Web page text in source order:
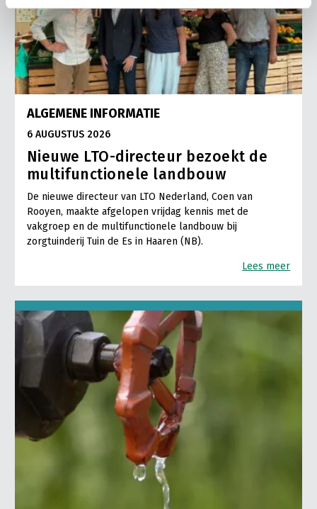
ALGEMENE INFORMATIE
6 AUGUSTUS 2026
Nieuwe LTO-directeur bezoekt de
multifunctionele landbouw
De nieuwe directeur van LTO Nederland, Coen van
Rooyen, maakte afgelopen vrijdag kennis met de
vakgroep en de multifunctionele landbouw bij
zorgtuinderij Tuin de Es in Haaren (NB).
Lees meer